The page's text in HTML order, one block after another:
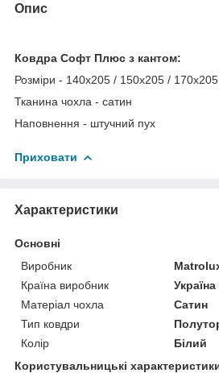
Опис
Ковдра Софт Плюс з кантом:
Розміри - 140x205 / 150x205 /
Тканина чохла - сатин
Наповнення - штучний пух
Приховати
Характеристики
Основні
Виробник
Країна виробник
Україна
Матеріал чохла
Сатин
Тип ковдри
Колір
Білий
Користувальницькі